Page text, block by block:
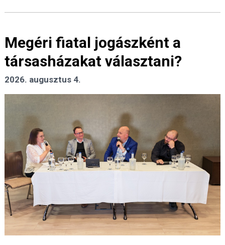
Megéri fiatal jogászként a
társasházakat választani?
2026. augusztus 4.